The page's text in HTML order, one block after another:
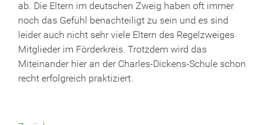
ab. Die Eltern im deutschen Zweig haben oft immer
noch das Gefühl benachteiligt zu sein und es sind
leider auch nicht sehr viele Eltern des Regelzweiges
Mitglieder im Förderkreis. Trotzdem wird das
Miteinander hier an der Charles-Dickens-Schule schon
recht erfolgreich praktiziert.